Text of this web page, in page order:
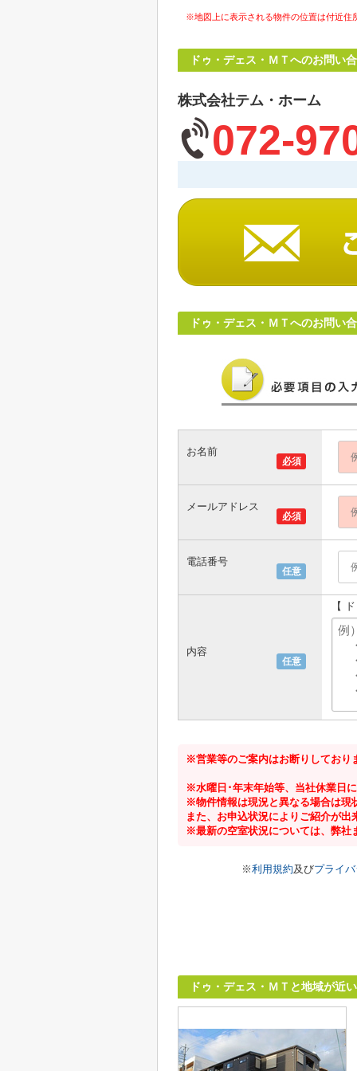
※地図上に表示される物件の位置は付近住
ドゥ・デェス・ＭＴへのお問い
株式会社テム・ホーム
072-
ドゥ・デェス・ＭＴへのお問い
必須
お名前
必須
メールアドレス
任意
電話番号
任意
内容
【
※営業等のご案内はお断りしており
※水曜日･年末年始等、当社休業日
※物件情報は現況と異なる場合は現
また、お申込状況によりご紹介が出
※最新の空室状況については、弊社
※利用規約及びプライ
ドゥ・デェス・ＭＴと地域が近